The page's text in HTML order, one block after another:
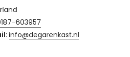
603957
info@degarenkast.nl